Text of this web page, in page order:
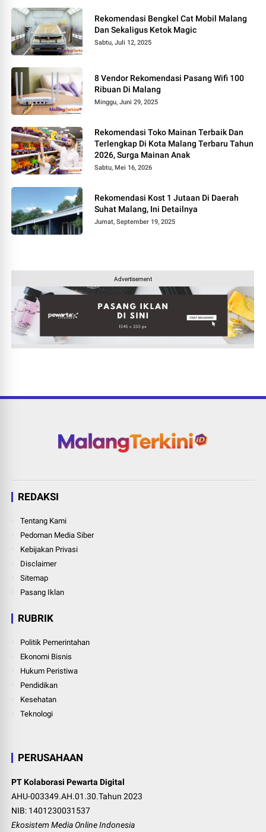
Rekomendasi Bengkel Cat Mobil Malang
Dan Sekaligus Ketok Magic
Sabtu, Juli 12, 2025
8 Vendor Rekomendasi Pasang Wifi 100
Ribuan Di Malang
Minggu, Juni 29, 2025
Rekomendasi Toko Mainan Terbaik Dan
Terlengkap Di Kota Malang Terbaru Tahun
2026, Surga Mainan Anak
Sabtu, Mei 16, 2026
Rekomendasi Kost 1 Jutaan Di Daerah
Suhat Malang, Ini Detailnya
Jumat, September 19, 2025
Advertisement
REDAKSI
Tentang Kami
Pedoman Media Siber
Kebijakan Privasi
Disclaimer
Sitemap
Pasang Iklan
RUBRIK
Politik Pemerintahan
Ekonomi Bisnis
Hukum Peristiwa
Pendidikan
Kesehatan
Teknologi
PERUSAHAAN
PT Kolaborasi Pewarta Digital
AHU-003349.AH.01.30.Tahun 2023
NIB: 1401230031537
Ekosistem Media Online Indonesia